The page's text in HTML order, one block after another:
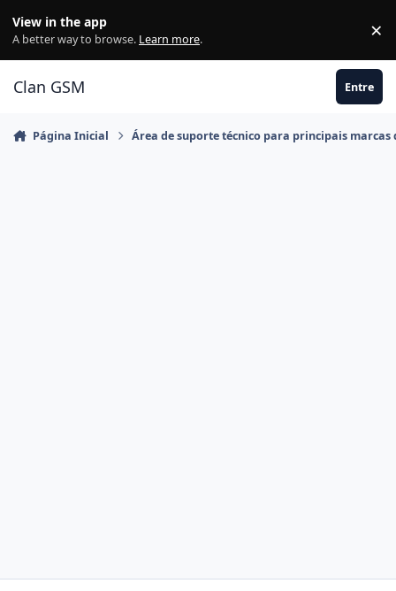
View in the app
A better way to browse. Learn more. ×
Clan GSM Entre
Página Inicial Área de suporte técnico para principais marcas